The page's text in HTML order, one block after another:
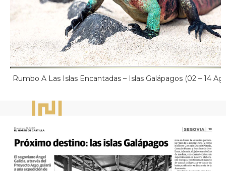
Rumbo A Las Islas Encantadas – Islas Galápagos (02 – 14